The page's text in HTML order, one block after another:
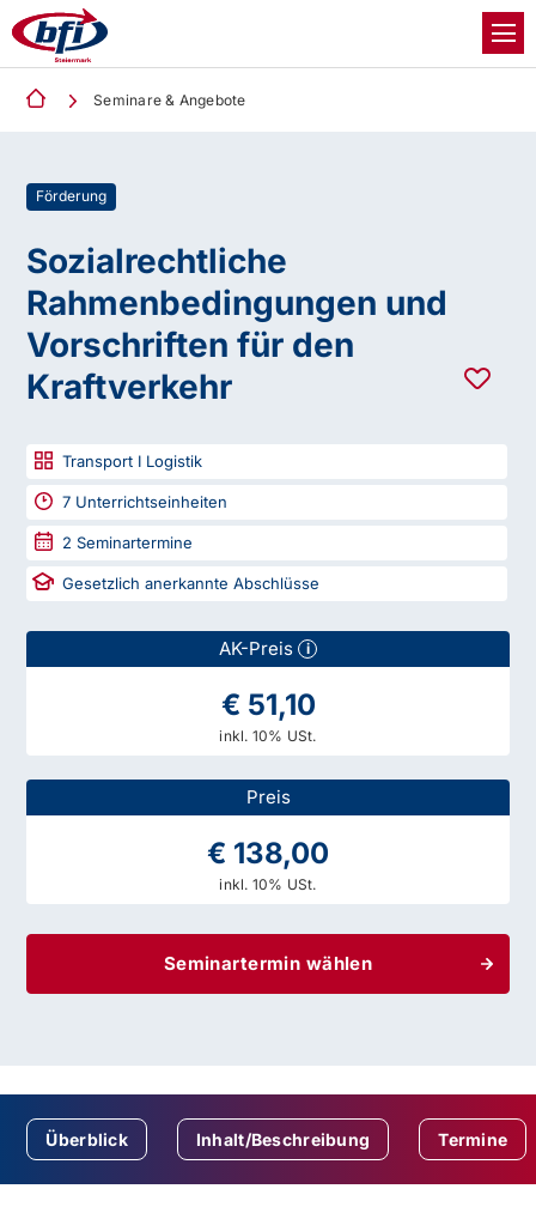
Seminare & Angebote
Förderung
Sozialrechtliche
Rahmenbedingungen und
Vorschriften für den
Kraftverkehr
Transport I Logistik
7 Unterrichtseinheiten
2 Seminartermine
Gesetzlich anerkannte Abschlüsse
AK-Preis i
€ 51,10
inkl. 10% USt.
Preis
€ 138,00
inkl. 10% USt.
Seminartermin wählen
Überblick Inhalt/Beschreibung Termine